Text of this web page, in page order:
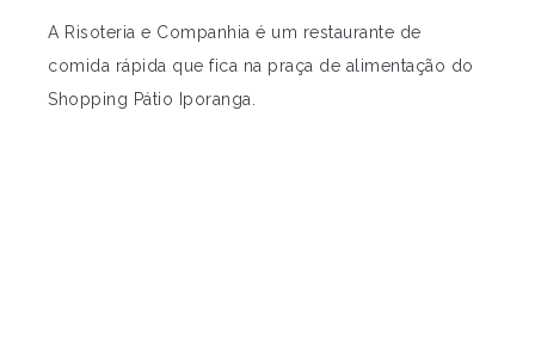
A Risoteria e Companhia é um restaurante de
comida rápida que fica na praça de alimentação do
Shopping Pátio Iporanga.